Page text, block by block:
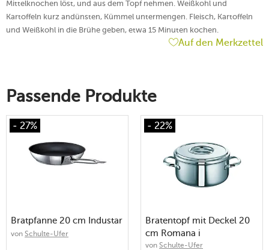
Mittelknochen löst, und aus dem Topf nehmen. Weißkohl und
Kartoffeln kurz andünsten, Kümmel untermengen. Fleisch, Kartoffeln
und Weißkohl in die Brühe geben, etwa 15 Minuten kochen.
Auf den Merkzettel
Passende Produkte
- 27%
Bratpfanne 20 cm Industar
von Schulte-Ufer
- 22%
Bratentopf mit Deckel 20
cm Romana i
von Schulte-Ufer